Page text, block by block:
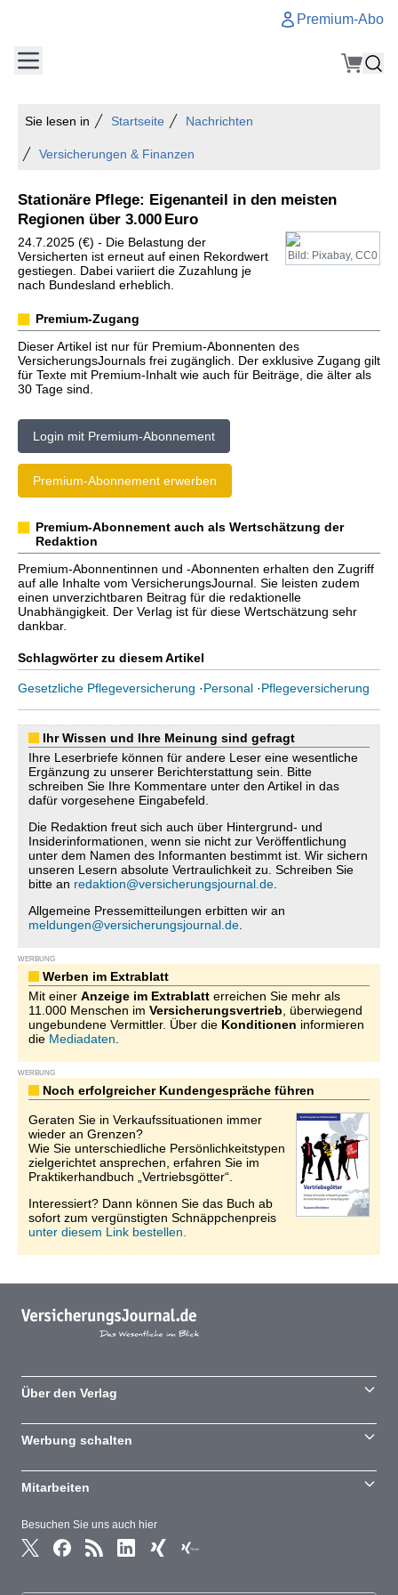
Premium-Abo
Sie lesen in Startseite Nachrichten
Versicherungen & Finanzen
Stationäre Pflege: Eigenanteil in den meisten
Regionen über 3.000 Euro
Bild: Pixabay, CC0
24.7.2025 (€) - Die Belastung der
Versicherten ist erneut auf einen Rekordwert
gestiegen. Dabei variiert die Zuzahlung je
nach Bundesland erheblich.
Premium-Zugang
Dieser Artikel ist nur für Premium-Abonnenten des
VersicherungsJournals frei zugänglich. Der exklusive Zugang gilt
für Texte mit Premium-Inhalt wie auch für Beiträge, die älter als
30 Tage sind.
Login mit Premium-Abonnement
Premium-Abonnement erwerben
Premium-Abonnement auch als Wertschätzung der
Redaktion
Premium-Abonnentinnen und -Abonnenten erhalten den Zugriff
auf alle Inhalte vom VersicherungsJournal. Sie leisten zudem
einen unverzichtbaren Beitrag für die redaktionelle
Unabhängigkeit. Der Verlag ist für diese Wertschätzung sehr
dankbar.
Schlagwörter zu diesem Artikel
Gesetzliche Pflegeversicherung ·Personal ·Pflegeversicherung
Ihr Wissen und Ihre Meinung sind gefragt
Ihre Leserbriefe können für andere Leser eine wesentliche
Ergänzung zu unserer Berichterstattung sein. Bitte
schreiben Sie Ihre Kommentare unter den Artikel in das
dafür vorgesehene Eingabefeld.
Die Redaktion freut sich auch über Hintergrund- und
Insiderinformationen, wenn sie nicht zur Veröffentlichung
unter dem Namen des Informanten bestimmt ist. Wir sichern
unseren Lesern absolute Vertraulichkeit zu. Schreiben Sie
bitte an redaktion@versicherungsjournal.de
Allgemeine Pressemitteilungen erbitten wir an
meldungen@versicherungsjournal.de
WERBUNG
Werben im Extrablatt
Mit einer Anzeige im Extrablatt erreichen Sie mehr als
11.000 Menschen im Versicherungsvertrieb , überwiegend
ungebundene Vermittler. Über die Konditionen informieren
die Mediadaten
WERBUNG
Noch erfolgreicher Kundengespräche führen
Geraten Sie in Verkaufssituationen immer
wieder an Grenzen?
Wie Sie unterschiedliche Persönlichkeitstypen
zielgerichtet ansprechen, erfahren Sie im
Praktikerhandbuch „Vertriebsgötter“.
Interessiert? Dann können Sie das Buch ab
sofort zum vergünstigten Schnäppchenpreis
unter diesem Link bestellen.
Besuchen Sie uns auch hier
Über den Verlag
Werbung schalten
Mitarbeiten